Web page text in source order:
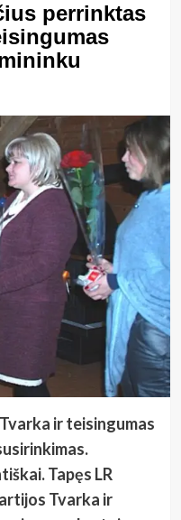
perrinktas
ir teisingumas
Tapęs LR
Tvarka ir